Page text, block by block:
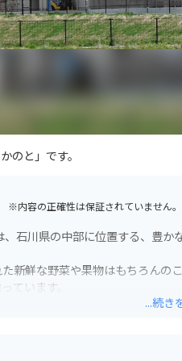
のと」です。
※内容の正確性は保証されていません。
、石川県の中部に位置する、豊か
新鮮な野菜や果物はもちろんの
ています。
た駐車場があるので安心です。
...続き